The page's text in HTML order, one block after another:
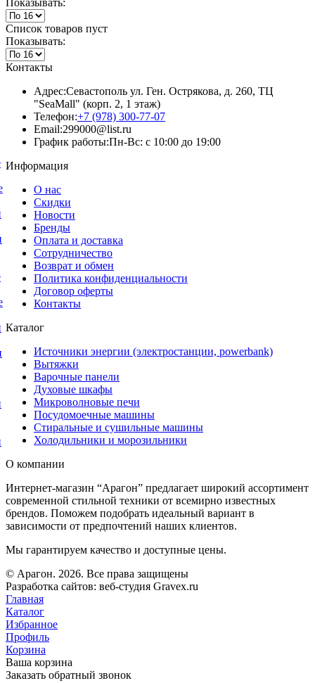
Список товаров пуст
Показывать:
Контакты
Адрес:Севастополь ул. Ген. Острякова, д. 260, ТЦ
"SeaMall" (корп. 2, 1 этаж)
Телефон:+7 (978) 300-77-07
Email:299000@list.ru
График работы:Пн-Вс: с 10:00 до 19:00
Информация
О нас
Скидки
Новости
Бренды
Оплата и доставка
Сотрудничество
Возврат и обмен
Политика конфиденциальности
Договор оферты
Контакты
Каталог
Источники энергии (электростанции, powerbank)
Вытяжки
Варочные панели
Духовые шкафы
Микроволновые печи
Посудомоечные машины
Стиральные и сушильные машины
Холодильники и морозильники
О компании
Интернет-магазин “Арагон” предлагает широкий ассортимент
современной стильной техники от всемирно известных
брендов. Поможем подобрать идеальный вариант в
зависимости от предпочтений наших клиентов.
Мы гарантируем качество и доступные цены.
© Арагон. 2026. Все права защищены
Разработка сайтов: веб-студия Gravex.ru
Главная
Каталог
Избранное
Профиль
Корзина
Ваша корзина
Заказать обратный звонок